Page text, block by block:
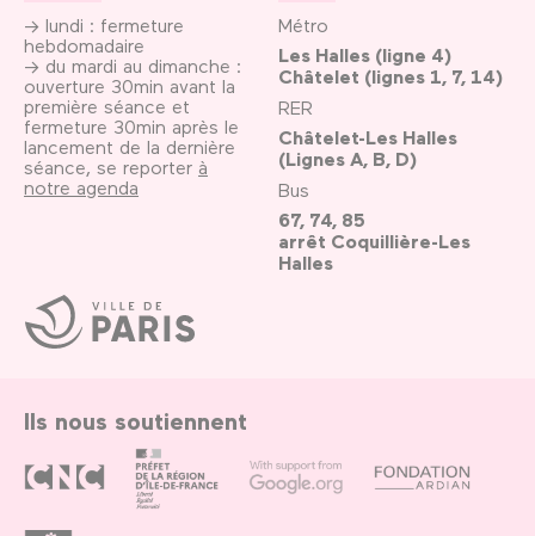
Ville
de
Paris
→ lundi : fermeture
hebdomadaire
→ du mardi au dimanche :
ouverture 30min avant la
première séance et
fermeture 30min après le
lancement de la dernière
séance, se reporter à
notre agenda
Métro
Les Halles (ligne 4)
Châtelet (lignes 1, 7, 14)
RER
Châtelet-Les Halles
(Lignes A, B, D)
Bus
67, 74, 85
arrêt Coquillière-Les
Halles
Ils nous soutiennent